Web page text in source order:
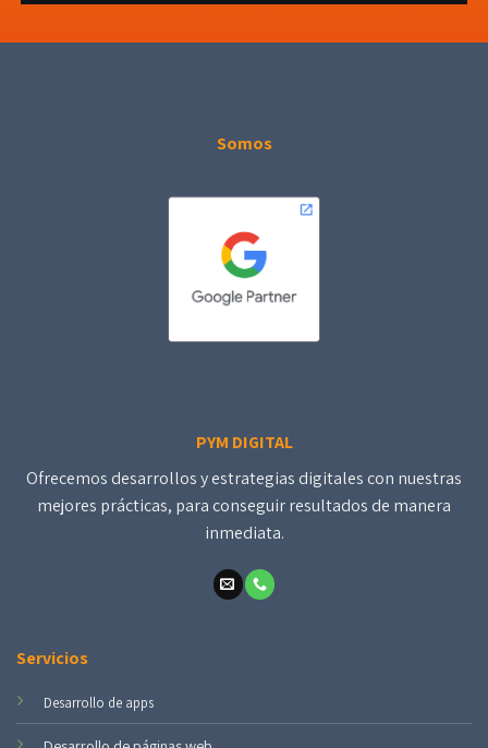
Servicios
Desarrollo de apps
Somos
PYM DIGITAL
Ofrecemos desarrollos y estrategias digitales con nuestras
mejores prácticas, para conseguir resultados de manera
inmediata.